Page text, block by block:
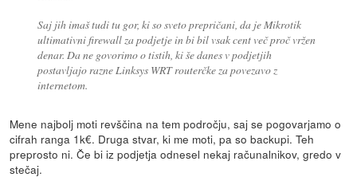
Saj jih imaš tudi tu gor, ki so sveto prepričani, da je Mikrotik
ultimativni firewall za podjetje in bi bil vsak cent več proč vržen
denar. Da ne govorimo o tistih, ki še danes v podjetjih
postavljajo razne Linksys WRT routerčke za povezavo z
internetom.
Mene najbolj moti revščina na tem področju, saj se pogovarjamo o
cifrah ranga 1k€. Druga stvar, ki me moti, pa so backupi. Teh
preprosto ni. Če bi iz podjetja odnesel nekaj računalnikov, gredo v
stečaj.